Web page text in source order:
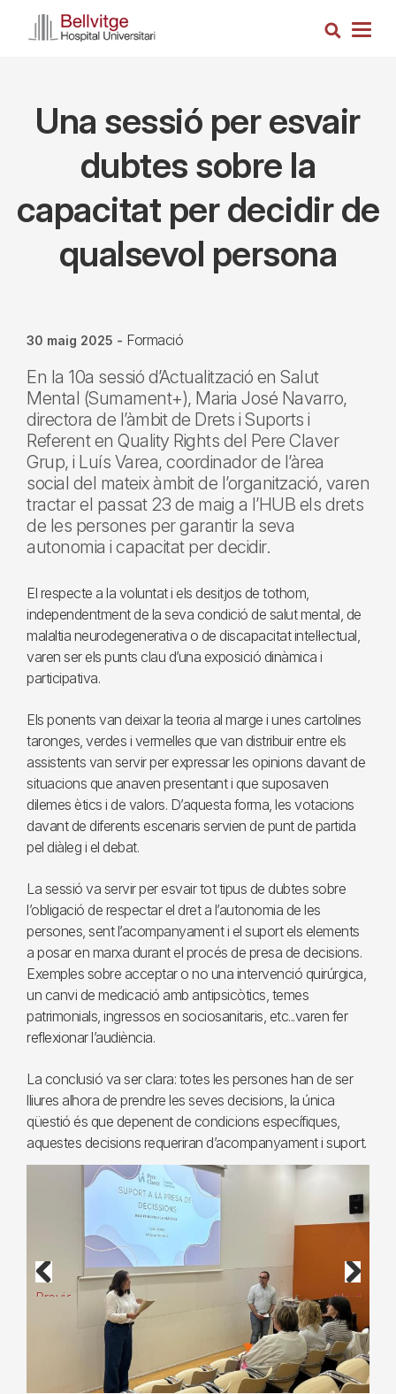
Cerca
Una sessió per esvair
dubtes sobre la
capacitat per decidir de
qualsevol persona
30 maig 2025 - Formació
En la 10a sessió d’Actualització en Salut
Mental (Sumament+), Maria José Navarro,
directora de l’àmbit de Drets i Suports i
Referent en Quality Rights del Pere Claver
Grup, i Luís Varea, coordinador de l’àrea
social del mateix àmbit de l’organització, varen
tractar el passat 23 de maig a l’HUB els drets
de les persones per garantir la seva
autonomia i capacitat per decidir.
El respecte a la voluntat i els desitjos de tothom,
independentment de la seva condició de salut mental, de
malaltia neurodegenerativa o de discapacitat intel·lectual,
varen ser els punts clau d’una exposició dinàmica i
participativa.
Els ponents van deixar la teoria al marge i unes cartolines
taronges, verdes i vermelles que van distribuir entre els
assistents van servir per expressar les opinions davant de
situacions que anaven presentant i que suposaven
dilemes ètics i de valors. D’aquesta forma, les votacions
davant de diferents escenaris servien de punt de partida
pel diàleg i el debat.
La sessió va servir per esvair tot tipus de dubtes sobre
l’obligació de respectar el dret a l’autonomia de les
persones, sent l’acompanyament i el suport els elements
a posar en marxa durant el procés de presa de decisions.
Exemples sobre acceptar o no una intervenció quirúrgica,
un canvi de medicació amb antipsicòtics, temes
patrimonials, ingressos en sociosanitaris, etc...varen fer
reflexionar l’audiència.
La conclusió va ser clara: totes les persones han de ser
lliures alhora de prendre les seves decisions, la única
qüestió és que depenent de condicions específiques,
aquestes decisions requeriran d’acompanyament i suport.
Previous Next